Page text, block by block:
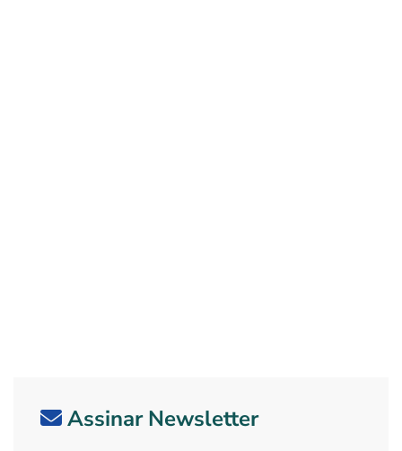
Assinar Newsletter